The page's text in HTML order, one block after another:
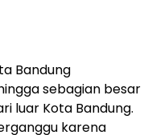
Bandung
sebagian besar
luar Kota Bandung.
karena